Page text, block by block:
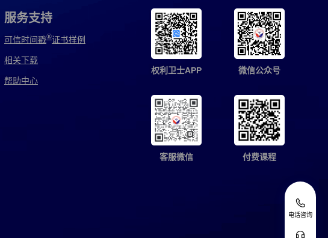
服务支持
可信时间戳®证书样例
相关下载
帮助中心
权利卫士APP 微信公众号
客服微信 付费课程
电话咨询